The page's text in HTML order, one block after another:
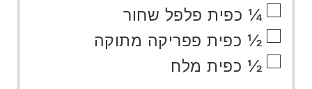
▢
¼ כפית פלפל שחור
▢
½ כפית פפריקה מתוקה
▢
½ כפית מלח